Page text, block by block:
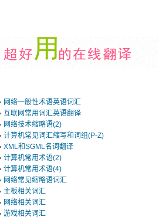
网络一般性术语英语词汇
互联网常用词汇英语翻译
网络技术缩略语(2)
计算机常见词汇缩写和词组(P-Z)
XML和SGML名词翻译
计算机常用术语(2)
计算机常用术语(4)
网络常见缩略语词汇
主板相关词汇
网络相关词汇
游戏相关词汇